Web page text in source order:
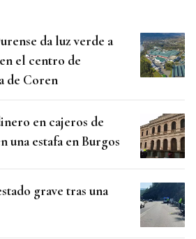
da luz verde a
el centro de
de Coren
en cajeros de
una estafa en Burgos
grave tras una